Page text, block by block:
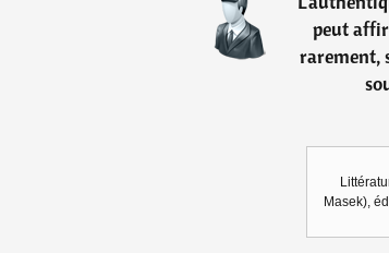
peut
rarement,
Masek),